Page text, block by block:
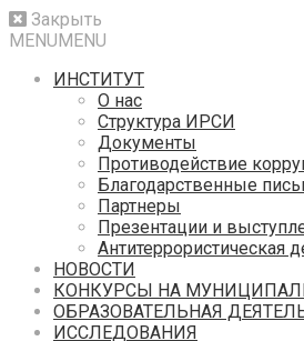
Закрыть
MENUMENU
ИНСТИТУТ
О нас
Структура ИРСИ
Документы
Противодействие
Благодарственные
Партнеры
Презентации и
Антитеррористическая
НОВОСТИ
КОНКУРСЫ НА
ОБРАЗОВАТЕЛЬНАЯ
ИССЛЕДОВАНИЯ